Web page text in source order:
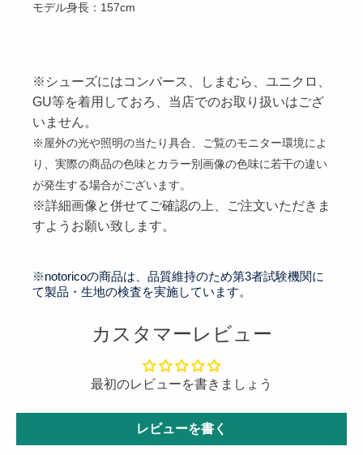
モデル身長：157cm
※シューズにはコンバース、しまむら、ユニクロ、
GU等を着用しておろ、当店でのお取り扱いはござ
いません。
※屋外の光や照明の当たり具合、 ご覧のモニター環境によ
り 、実際の商品の色味とカラー別画像の色味に若干の違い
が発生する場合がございます。
※詳細画像と併せてご確認の上、ご注文いただきま
すようお願い致します。
※notoricoの商品は、品質維持のため第3者試験機関に
て製品・生地の検査を実施しています。
カスタマーレビュー
最初のレビューを書きましょう
レビューを書く